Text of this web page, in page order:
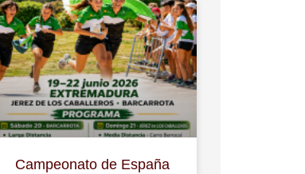
Campeonato de España